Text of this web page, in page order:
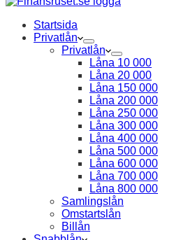
Startsida
Privatlån
Privatlån
Låna 10 000
Låna 20 000
Låna 150 000
Låna 200 000
Låna 250 000
Låna 300 000
Låna 400 000
Låna 500 000
Låna 600 000
Låna 700 000
Låna 800 000
Samlingslån
Omstartslån
Billån